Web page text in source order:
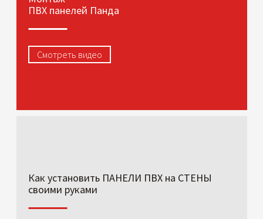
ПВХ панелей Панда
Смотреть видео
Как установить ПАНЕЛИ ПВХ на СТЕНЫ
своими руками